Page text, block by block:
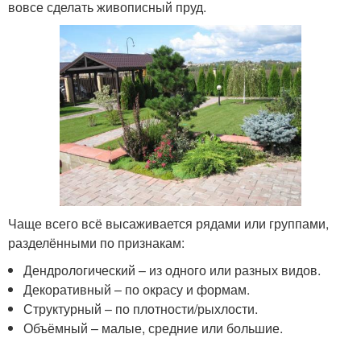
вовсе сделать живописный пруд.
Чаще всего всё высаживается рядами или группами,
разделёнными по признакам:
Дендрологический – из одного или разных видов.
Декоративный – по окрасу и формам.
Структурный – по плотности/рыхлости.
Объёмный – малые, средние или большие.